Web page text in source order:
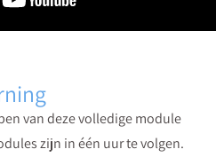
van deze volledige module
zijn in één uur te volgen.